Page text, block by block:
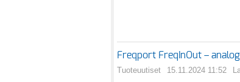
Freqport FreqInOut –
Tuoteuutiset 15.11.2024 11:52